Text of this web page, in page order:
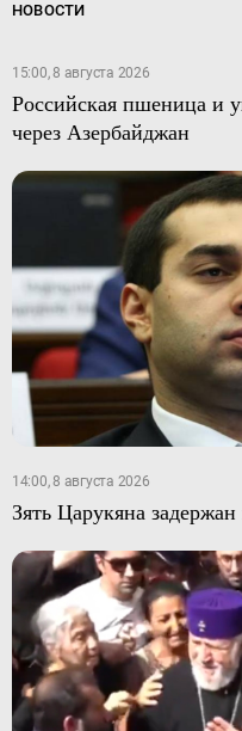
НОВОСТИ
15:00, 8 августа 2026
Российская пшеница и
через Азербайджан
14:00, 8 августа 2026
Зять Царукяна